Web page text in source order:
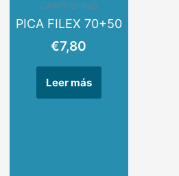
CARPFISHING
PICA FILEX 70+50
€7,80
Leer más